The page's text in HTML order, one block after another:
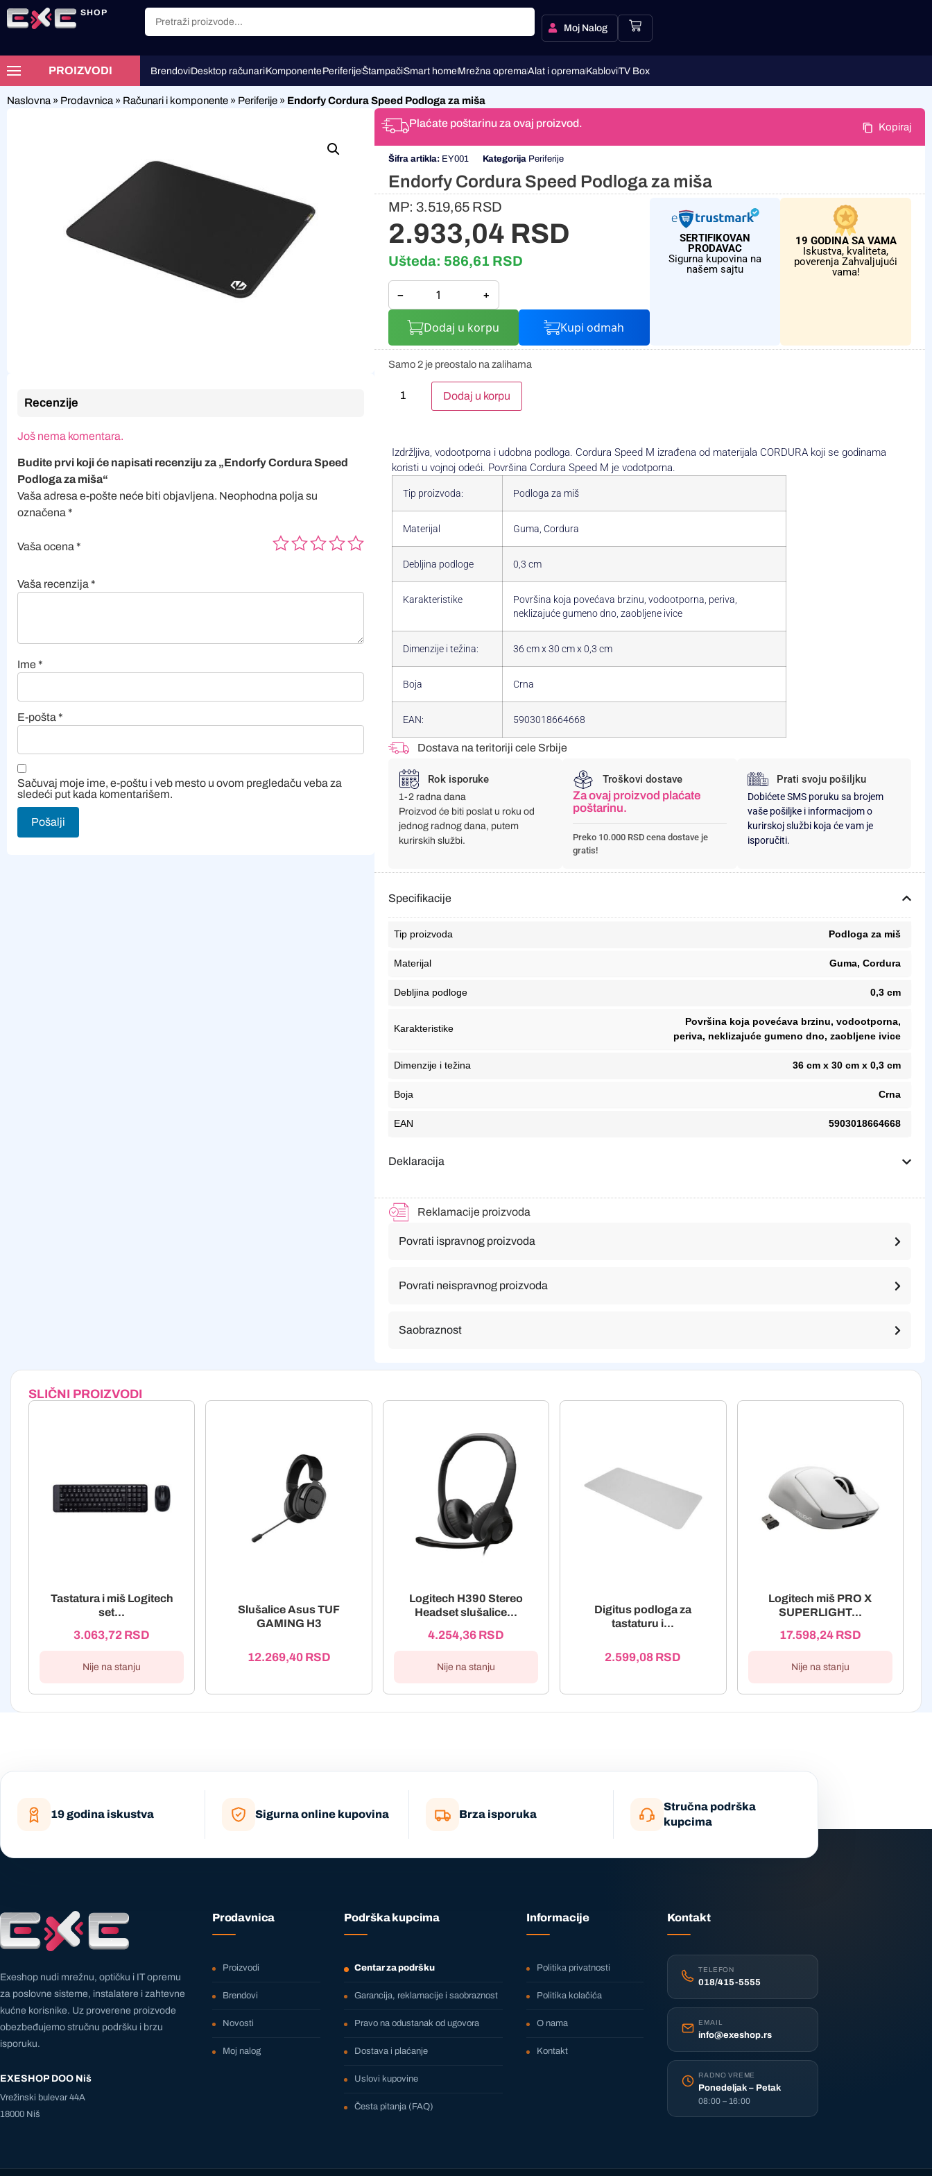
SHOP
Moj Nalog
PROIZVODI BrendoviDesktop računariKomponentePeriferijeŠtampačiSmart homeMrežna opremaAlat i opremaKabloviTV Box
Naslovna » Prodavnica » Računari i komponente » Periferije » Endorfy Cordura Speed Podloga za miša
Recenzije
Još nema komentara.
Budite prvi koji će napisati recenziju za „Endorfy Cordura Speed
Podloga za miša“
Vaša adresa e-pošte neće biti objavljena. Neophodna polja su
označena *
Vaša ocena *
Vaša recenzija *
Ime*
E-pošta *
Sačuvaj moje ime, e-poštu i veb mesto u ovom pregledaču veba za
sledeći put kada komentarišem.
Plaćate poštarinu za ovaj proizvod. Kopiraj
Šifra artikla: EY001 Kategorija Periferije
Endorfy Cordura Speed Podloga za miša
MP: 3.519,65 RSD
2.933,04 RSD
Ušteda: 586,61 RSD
− +
Dodaj u korpu Kupi odmah
SERTIFIKOVAN
PRODAVAC
Sigurna kupovina na
našem sajtu
19 GODINA SA VAMA
Iskustva, kvaliteta,
poverenja Zahvaljujući
vama!
Samo 2 je preostalo na zalihama
Dodaj u korpu
Izdržljiva, vodootporna i udobna podloga. Cordura Speed M izrađena od materijala CORDURA koji se godinama
koristi u vojnoj odeći. Površina Cordura Speed M je vodotporna.
Tip proizvoda: Podloga za miš
Materijal Guma, Cordura
Debljina podloge 0,3 cm
Karakteristike
Površina koja povećava brzinu, vodootporna, periva,
neklizajuće gumeno dno, zaobljene ivice
Dimenzije i težina: 36 cm x 30 cm x 0,3 cm
Boja Crna
EAN: 5903018664668
Dostava na teritoriji cele Srbije
Rok isporuke
1-2 radna dana
Proizvod će biti poslat u roku od
jednog radnog dana, putem
kurirskih službi.
Troškovi dostave
Za ovaj proizvod plaćate
poštarinu.
Preko 10.000 RSD cena dostave je
gratis!
Prati svoju pošiljku
Dobićete SMS poruku sa brojem
vaše pošiljke i informacijom o
kurirskoj službi koja će vam je
isporučiti.
Specifikacije
Tip proizvoda Podloga za miš
Materijal Guma, Cordura
Debljina podloge 0,3 cm
Karakteristike
Površina koja povećava brzinu, vodootporna,
periva, neklizajuće gumeno dno, zaobljene ivice
Dimenzije i težina 36 cm x 30 cm x 0,3 cm
Boja Crna
EAN 5903018664668
Deklaracija
Reklamacije proizvoda
Povrati ispravnog proizvoda
Povrati neispravnog proizvoda
Saobraznost
SLIČNI PROIZVODI
Tastatura i miš Logitech
set...
3.063,72 RSD
Nije na stanju
Slušalice Asus TUF
GAMING H3
12.269,40 RSD
Logitech H390 Stereo
Headset slušalice...
4.254,36 RSD
Nije na stanju
Digitus podloga za
tastaturu i...
2.599,08 RSD
Logitech miš PRO X
SUPERLIGHT...
17.598,24 RSD
Nije na stanju
19 godina iskustva Sigurna online kupovina Brza isporuka
Stručna podrška
kupcima
Exeshop nudi mrežnu, optičku i IT opremu
za poslovne sisteme, instalatere i zahtevne
kućne korisnike. Uz proverene proizvode
obezbeđujemo stručnu podršku i brzu
isporuku.
EXESHOP DOO Niš
Vrežinski bulevar 44A
18000 Niš
Prodavnica
Proizvodi
Brendovi
Novosti
Moj nalog
Podrška kupcima
Centar za podršku
Garancija, reklamacije i saobraznost
Pravo na odustanak od ugovora
Dostava i plaćanje
Uslovi kupovine
Česta pitanja (FAQ)
Informacije
Politika privatnosti
Politika kolačića
O nama
Kontakt
Kontakt
TELEFON
018/415-5555
EMAIL
info@exeshop.rs
RADNO VREME
Ponedeljak – Petak
08:00 – 16:00